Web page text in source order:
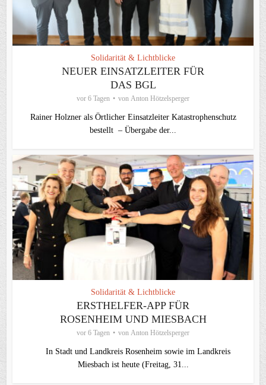
Solidarität & Lichtblicke
NEUER EINSATZLEITER FÜR
DAS BGL
vor 6 Tagen von Anton Hötzelsperger
Rainer Holzner als Örtlicher Einsatzleiter Katastrophenschutz
bestellt – Übergabe der...
Solidarität & Lichtblicke
ERSTHELFER-APP FÜR
ROSENHEIM UND MIESBACH
vor 6 Tagen von Anton Hötzelsperger
In Stadt und Landkreis Rosenheim sowie im Landkreis
Miesbach ist heute (Freitag, 31...